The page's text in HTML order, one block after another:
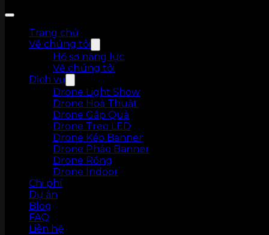
Trang chủ
Về chúng tôi
Hồ sơ năng lực
Về chúng tôi
Dịch vụ
Drone Light Show
Drone Hoả Thuật
Drone Gắp Quà
Drone Treo LED
Drone Kéo Banner
Drone Pháo Banner
Drone Rồng
Drone Indoor
Chi phí
Dự án
Blog
FAQ
Liên hệ